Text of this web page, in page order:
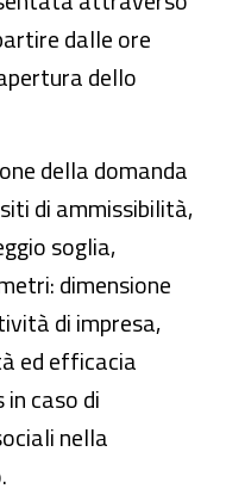
dalle ore
dello
della domanda
di ammissibilità,
soglia,
dimensione
di impresa,
ed efficacia
caso di
nella